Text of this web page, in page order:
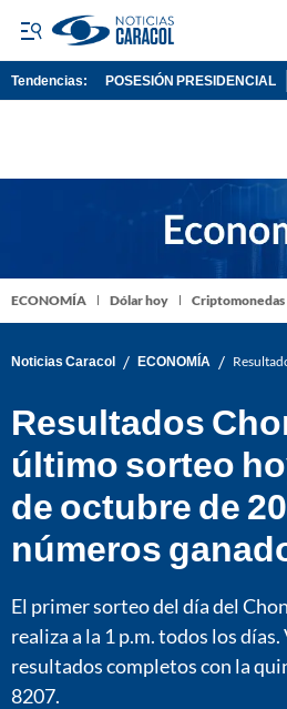
Tendencias: POSESIÓN PRESIDENCIAL
ECONOMÍA Dólar hoy Criptomonedas
Noticias Caracol / ECONOMÍA /
Resultados
último sorteo
de octubre de
números
El primer sorteo del día del
realiza a la 1 p.m. todos los días.
resultados completos con la
8207.